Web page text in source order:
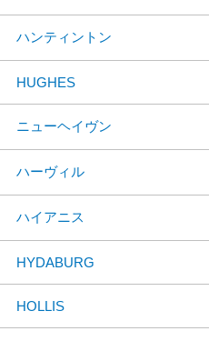
ハンティントン
HUGHES
ニューヘイヴン
ハーヴィル
ハイアニス
HYDABURG
HOLLIS